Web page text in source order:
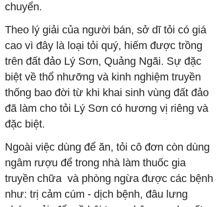
chuyển.
Theo lý giải của người bán, sở dĩ tỏi có giá
cao vì đây là loại tỏi quý, hiếm được trồng
trên đất đảo Lý Sơn, Quảng Ngãi. Sự đặc
biệt về thổ nhưỡng và kinh nghiệm truyền
thống bao đời từ khi khai sinh vùng đất đảo
đã làm cho tỏi Lý Sơn có hương vị riêng và
đặc biệt.
Ngoài việc dùng để ăn, tỏi cô đơn còn dùng
ngâm rượu để trong nhà làm thuốc gia
truyền chữa và phòng ngừa được các bệnh
như: trị cảm cúm - dịch bệnh, đâu lưng